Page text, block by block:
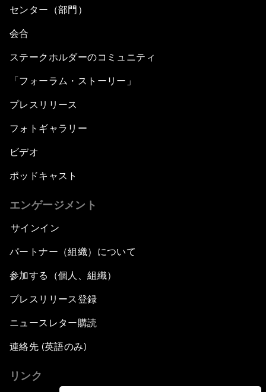
センター（部門）
会合
ステークホルダーのコミュニティ
「フォーラム・ストーリー」
プレスリリース
フォトギャラリー
ビデオ
ポッドキャスト
エンゲージメント
サインイン
パートナー（組織）について
参加する（個人、組織）
プレスリリース登録
ニュースレター購読
連絡先 (英語のみ)
リンク